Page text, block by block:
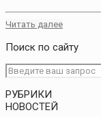
Читать далее
Поиск по сайту
РУБРИКИ
НОВОСТЕЙ